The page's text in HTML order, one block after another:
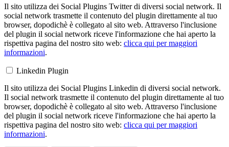
Il sito utilizza dei Social Plugins Twitter di diversi social network. Il
social network trasmette il contenuto del plugin direttamente al tuo
browser, dopodichè è collegato al sito web. Attraverso l'inclusione
del plugin il social network riceve l'informazione che hai aperto la
rispettiva pagina del nostro sito web: clicca qui per maggiori
informazioni.
Linkedin Plugin
Il sito utilizza dei Social Plugins Linkedin di diversi social network.
Il social network trasmette il contenuto del plugin direttamente al tuo
browser, dopodichè è collegato al sito web. Attraverso l'inclusione
del plugin il social network riceve l'informazione che hai aperto la
rispettiva pagina del nostro sito web: clicca qui per maggiori
informazioni.